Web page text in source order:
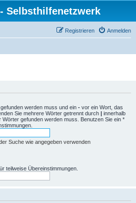
Selbsthilfenetzwerk
Anmelden
Registrieren
werden muss und ein - vor ein Wort, das
Sie mehrere Wörter getrennt durch | innerhalb
gefunden werden muss. Benutzen Sie ein *
Suche wie angegeben verwenden
teilweise Übereinstimmungen.